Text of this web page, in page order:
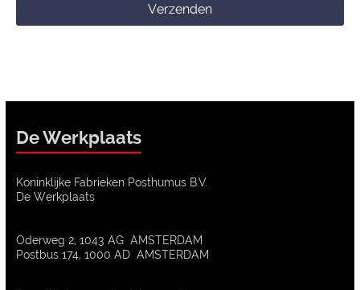
Verzenden
De Werkplaats
Koninklijke Fabrieken Posthumus B.V.
De Werkplaats
Oderweg 2, 1043 AG AMSTERDAM
Postbus 174, 1000 AD AMSTERDAM